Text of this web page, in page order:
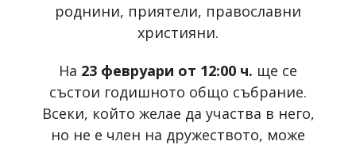
роднини, приятели, православни
християни.
На 23 февруари от 12:00 ч. ще се
състои годишното общо събрание.
Всеки, който желае да участва в него,
но не е член на дружеството, може